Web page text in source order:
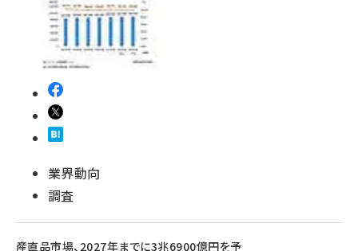
業界動向
調査
産直品市場、2027年までに3兆6900億円を予